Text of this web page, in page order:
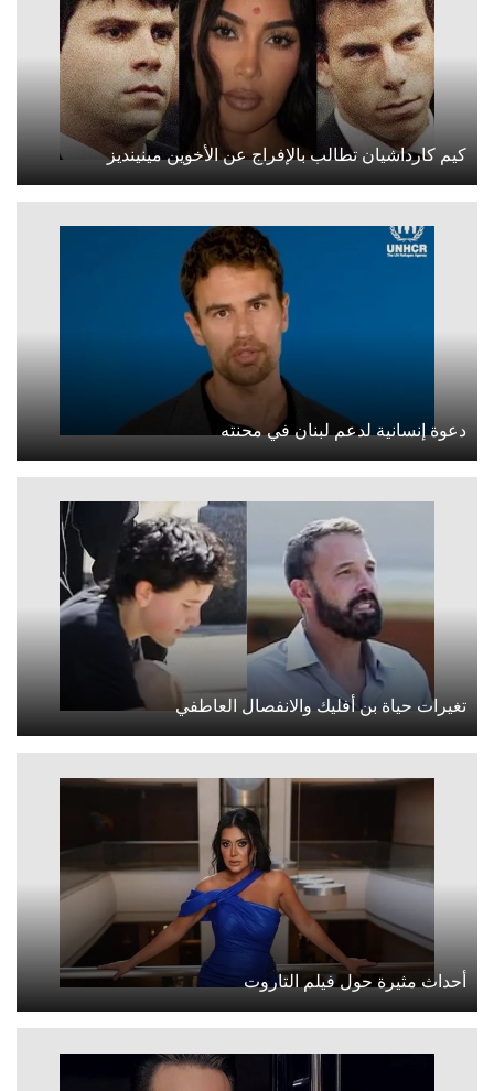
كيم كارداشيان تطالب بالإفراج عن الأخوين مينينديز
دعوة إنسانية لدعم لبنان في محنته
تغيرات حياة بن أفليك والانفصال العاطفي
أحداث مثيرة حول فيلم التاروت